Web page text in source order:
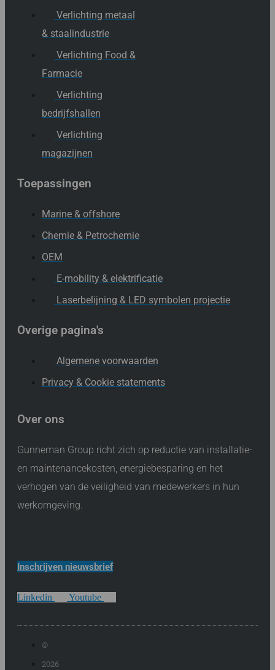
Verlichting metaal
& staalindustrie
Verlichting Food &
Farmacie
Verlichting
bedrijfshallen
Verlichting
magazijnen
Toepassingen
Marine & offshore
Chemie & Petrochemie
OEM
E-mobility & elektrificatie
Laserbelijning & LED symbolen projectie
Overige pagina's
Algemene voorwaarden
Privacy & Cookie statements
Over ons
Gunneman Group richt zich op reductie van installatie-
en maintenancekosten, energiebesparing en het
verhogen van de veiligheid van medewerkers in hun
werkomgeving.
Inschrijven nieuwsbrief
Linkedin Youtube
©
2026